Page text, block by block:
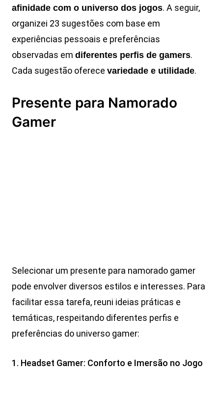
afinidade com o universo dos jogos. A seguir,
organizei 23 sugestões com base em
experiências pessoais e preferências
observadas em diferentes perfis de gamers.
Cada sugestão oferece variedade e utilidade.
Presente para Namorado
Gamer
Selecionar um presente para namorado gamer
pode envolver diversos estilos e interesses. Para
facilitar essa tarefa, reuni ideias práticas e
temáticas, respeitando diferentes perfis e
preferências do universo gamer:
1. Headset Gamer: Conforto e Imersão no Jogo